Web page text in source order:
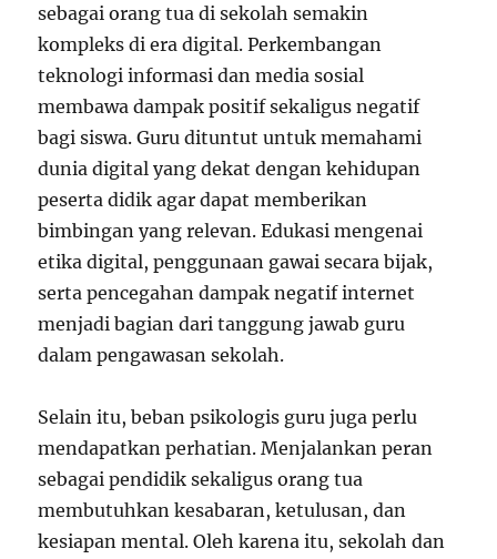
sebagai orang tua di sekolah semakin
kompleks di era digital. Perkembangan
teknologi informasi dan media sosial
membawa dampak positif sekaligus negatif
bagi siswa. Guru dituntut untuk memahami
dunia digital yang dekat dengan kehidupan
peserta didik agar dapat memberikan
bimbingan yang relevan. Edukasi mengenai
etika digital, penggunaan gawai secara bijak,
serta pencegahan dampak negatif internet
menjadi bagian dari tanggung jawab guru
dalam pengawasan sekolah.
Selain itu, beban psikologis guru juga perlu
mendapatkan perhatian. Menjalankan peran
sebagai pendidik sekaligus orang tua
membutuhkan kesabaran, ketulusan, dan
kesiapan mental. Oleh karena itu, sekolah dan